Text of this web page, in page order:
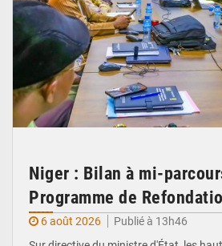
Niger : Bilan à mi-
Programme de
6 août 2026
Publié à 13h46